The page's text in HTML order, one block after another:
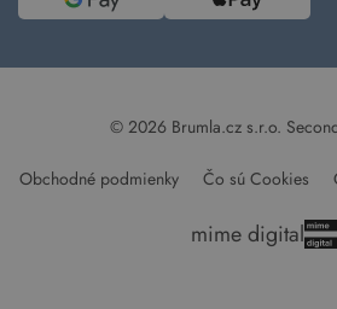
© 2026 Brumla.cz s.r.o.
Obchodné podmienky Čo sú Cookies
mime digital